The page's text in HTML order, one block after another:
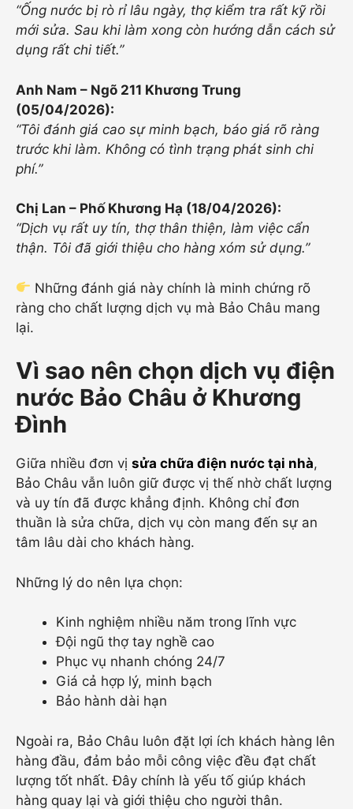
“Ống nước bị rò rỉ lâu ngày, thợ kiểm tra rất kỹ rồi
mới sửa. Sau khi làm xong còn hướng dẫn cách sử
dụng rất chi tiết.”
Anh Nam – Ngõ 211 Khương Trung
(05/04/2026):
“Tôi đánh giá cao sự minh bạch, báo giá rõ ràng
trước khi làm. Không có tình trạng phát sinh chi
phí.”
Chị Lan – Phố Khương Hạ (18/04/2026):
“Dịch vụ rất uy tín, thợ thân thiện, làm việc cẩn
thận. Tôi đã giới thiệu cho hàng xóm sử dụng.”
Những đánh giá này chính là minh chứng rõ
ràng cho chất lượng dịch vụ mà Bảo Châu mang
lại.
Vì sao nên chọn dịch vụ điện
nước Bảo Châu ở Khương
Đình
Giữa nhiều đơn vị sửa chữa điện nước tại nhà,
Bảo Châu vẫn luôn giữ được vị thế nhờ chất lượng
và uy tín đã được khẳng định. Không chỉ đơn
thuần là sửa chữa, dịch vụ còn mang đến sự an
tâm lâu dài cho khách hàng.
Những lý do nên lựa chọn:
Kinh nghiệm nhiều năm trong lĩnh vực
Đội ngũ thợ tay nghề cao
Phục vụ nhanh chóng 24/7
Giá cả hợp lý, minh bạch
Bảo hành dài hạn
Ngoài ra, Bảo Châu luôn đặt lợi ích khách hàng lên
hàng đầu, đảm bảo mỗi công việc đều đạt chất
lượng tốt nhất. Đây chính là yếu tố giúp khách
hàng quay lại và giới thiệu cho người thân.